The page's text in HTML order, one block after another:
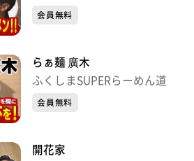
会員無料
らぁ麺 廣木
ふくしまSUPERらーめん道
会員無料
開花家